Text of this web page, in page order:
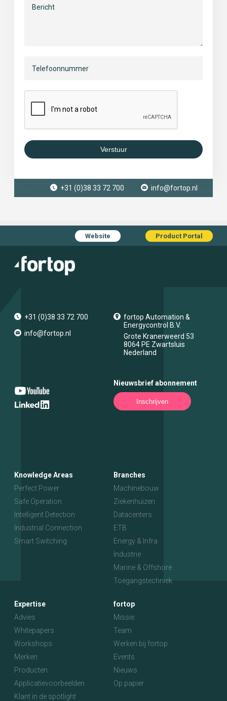
Verstuur
+31 (0)38 33 72 700 info@fortop.nl
Website Product Portal
+31 (0)38 33 72 700
info@fortop.nl
fortop Automation &
Energycontrol B.V.
Grote Kranerweerd 53
8064 PE Zwartsluis
Nederland
Nieuwsbrief abonnement
Inschrijven
Knowledge Areas
Perfect Power
Safe Operation
Intelligent Detection
Industrial Connection
Smart Switching
Branches
Machinebouw
Ziekenhuizen
Datacenters
ETB
Energy & Infra
Industrie
Marine & Offshore
Toegangstechniek
Expertise
Advies
Whitepapers
Workshops
Merken
Producten
Applicatievoorbeelden
Klant in de spotlight
fortop
Missie
Team
Werken bij fortop
Events
Nieuws
Op papier